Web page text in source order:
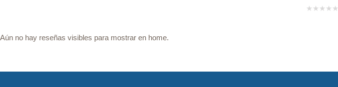
★ ★ ★ ★ ★
Aún no hay reseñas visibles para mostrar en home.